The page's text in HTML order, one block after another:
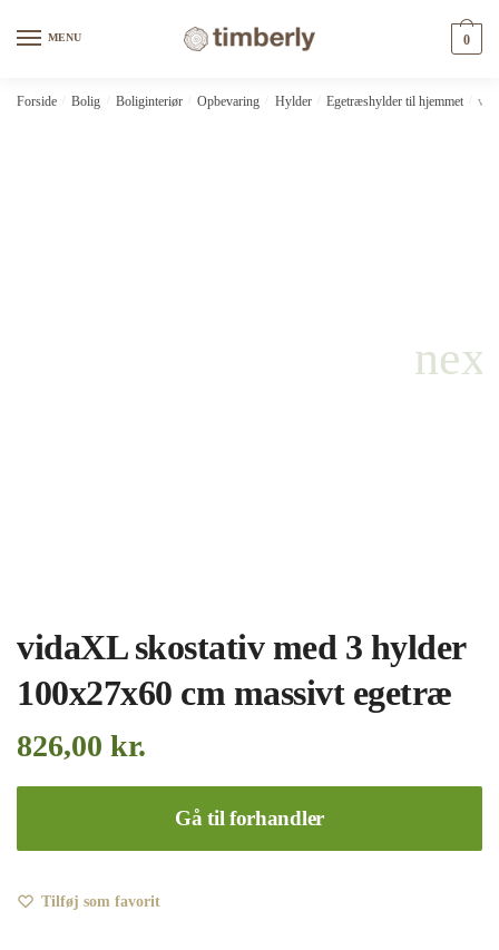
MENU 0
Forside Bolig Boliginteriør Opbevaring Hylder Egetræshylder til hjemmet
vidaXL skostativ med 3 hylder
100x27x60 cm massivt egetræ
826,00 kr.
Gå til forhandler
Tilføj som favorit